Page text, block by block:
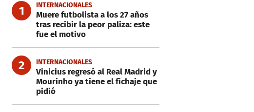
1 INTERNACIONALES
Muere futbolista a los 27 años
tras recibir la peor paliza: este
fue el motivo
2 INTERNACIONALES
Vinicius regresó al Real Madrid y
Mourinho ya tiene el fichaje que
pidió